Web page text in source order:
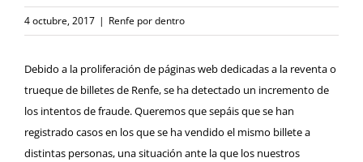
4 octubre, 2017 | Renfe por dentro
Debido a la proliferación de páginas web dedicadas a la reventa o
trueque de billetes de Renfe, se ha detectado un incremento de
los intentos de fraude. Queremos que sepáis que se han
registrado casos en los que se ha vendido el mismo billete a
distintas personas, una situación ante la que los nuestros